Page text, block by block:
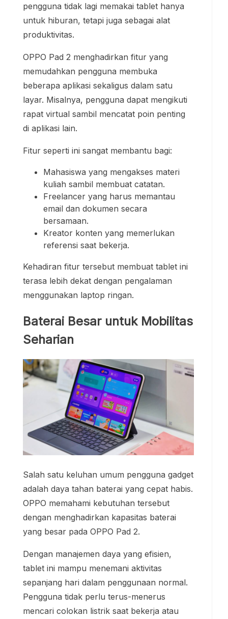
pengguna tidak lagi memakai tablet hanya
untuk hiburan, tetapi juga sebagai alat
produktivitas.
OPPO Pad 2 menghadirkan fitur yang
memudahkan pengguna membuka
beberapa aplikasi sekaligus dalam satu
layar. Misalnya, pengguna dapat mengikuti
rapat virtual sambil mencatat poin penting
di aplikasi lain.
Fitur seperti ini sangat membantu bagi:
Mahasiswa yang mengakses materi
kuliah sambil membuat catatan.
Freelancer yang harus memantau
email dan dokumen secara
bersamaan.
Kreator konten yang memerlukan
referensi saat bekerja.
Kehadiran fitur tersebut membuat tablet ini
terasa lebih dekat dengan pengalaman
menggunakan laptop ringan.
Baterai Besar untuk Mobilitas
Seharian
Salah satu keluhan umum pengguna gadget
adalah daya tahan baterai yang cepat habis.
OPPO memahami kebutuhan tersebut
dengan menghadirkan kapasitas baterai
yang besar pada OPPO Pad 2.
Dengan manajemen daya yang efisien,
tablet ini mampu menemani aktivitas
sepanjang hari dalam penggunaan normal.
Pengguna tidak perlu terus-menerus
mencari colokan listrik saat bekerja atau